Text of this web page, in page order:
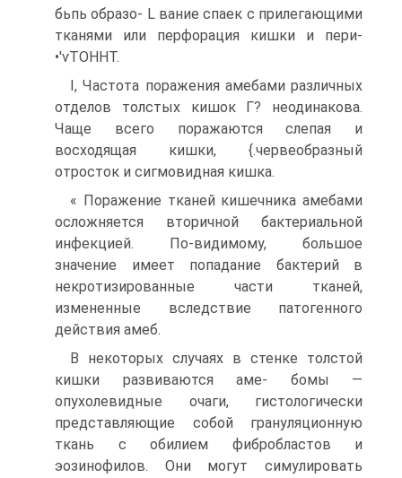
бьпь образо- L вание спаек с прилегающими
тканями или перфорация кишки и пери-
•'ѵТОННТ.
I, Частота поражения амебами различных
отделов толстых кишок Г? неодинакова.
Чаще всего поражаются слепая и
восходящая кишки, {.червеобразный
отросток и сигмовидная кишка.
« Поражение тканей кишечника амебами
осложняется вторичной бактериальной
инфекцией. По-видимому, большое
значение имеет попадание бактерий в
некротизированные части тканей,
измененные вследствие патогенного
действия амеб.
В некоторых случаях в стенке толстой
кишки развиваются аме- бомы —
опухолевидные очаги, гистологически
представляющие собой грануляционную
ткань с обилием фибробластов и
эозинофилов. Они могут симулировать